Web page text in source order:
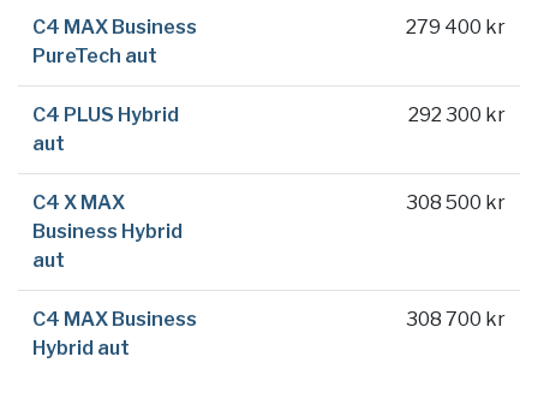
C4 MAX Business
PureTech aut
279 400 kr
C4 PLUS Hybrid
aut
292 300 kr
C4 X MAX
Business Hybrid
aut
308 500 kr
C4 MAX Business
Hybrid aut
308 700 kr